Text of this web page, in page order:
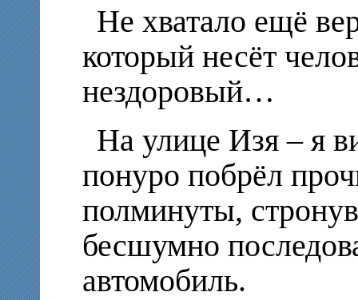
Не хватало ещё
который несёт
нездоровый…
На улице Изя – я
понуро побрёл
полминуты,
бесшумно
автомобиль.